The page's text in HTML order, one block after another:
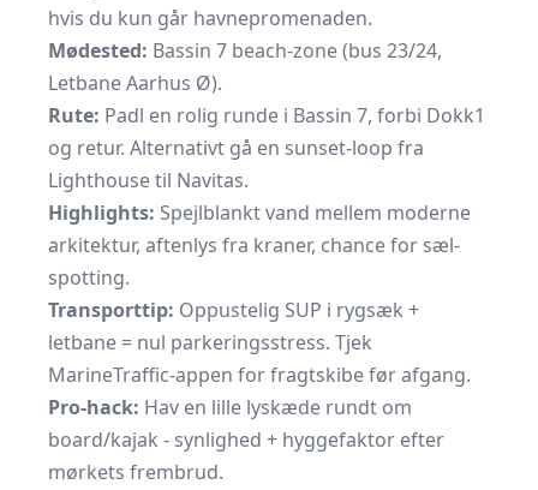
hvis du kun går havnepromenaden.
Mødested: Bassin 7 beach-zone (bus 23/24,
Letbane Aarhus Ø).
Rute: Padl en rolig runde i Bassin 7, forbi Dokk1
og retur. Alternativt gå en sunset-loop fra
Lighthouse til Navitas.
Highlights: Spejlblankt vand mellem moderne
arkitektur, aftenlys fra kraner, chance for sæl-
spotting.
Transporttip: Oppustelig SUP i rygsæk +
letbane = nul parkeringsstress. Tjek
MarineTraffic-appen for fragtskibe før afgang.
Pro-hack: Hav en lille lyskæde rundt om
board/kajak - synlighed + hyggefaktor efter
mørkets frembrud.